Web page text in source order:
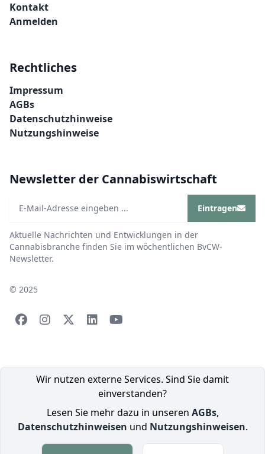
Kontakt
Anmelden
Rechtliches
Impressum
AGBs
Datenschutzhinweise
Nutzungshinweise
Newsletter der Cannabiswirtschaft
Eintragen
Aktuelle Nachrichten und Entwicklungen in der
Cannabisbranche finden Sie im wöchentlichen BvCW-
Newsletter.
© 2025
Wir nutzen externe Services. Sind Sie damit
einverstanden?
Lesen Sie mehr dazu in unseren AGBs,
Datenschutzhinweisen und Nutzungshinweisen.